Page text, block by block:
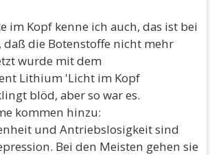
im Kopf kenne ich auch, das ist bei
daß die Botenstoffe nicht mehr
wurde mit dem
Lithium 'Licht im Kopf
blöd, aber so war es.
kommen hinzu:
und Antriebslosigkeit sind
Bei den Meisten gehen sie